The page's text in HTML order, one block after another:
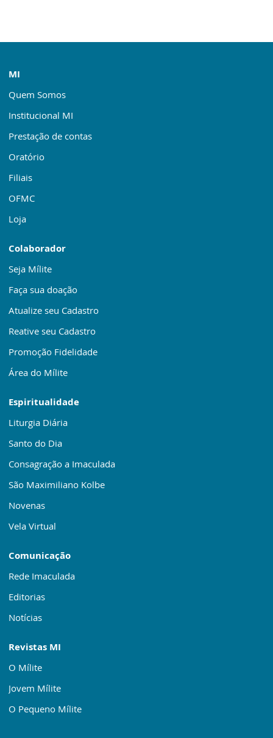
MI
Quem Somos
Institucional MI
Prestação de contas
Oratório
Filiais
OFMC
Loja
Colaborador
Seja Mílite
Faça sua doação
Atualize seu Cadastro
Reative seu Cadastro
Promoção Fidelidade
Área do Mílite
Espiritualidade
Liturgia Diária
Santo do Dia
Consagração a Imaculada
São Maximiliano Kolbe
Novenas
Vela Virtual
Comunicação
Rede Imaculada
Editorias
Notícias
Revistas MI
O Mílite
Jovem Mílite
O Pequeno Mílite